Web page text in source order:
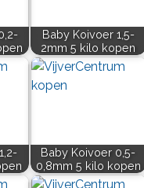
Baby Koivoer 1,5-
2mm 5 kilo kopen
Baby Koivoer 0,5-
0,8mm 5 kilo kopen